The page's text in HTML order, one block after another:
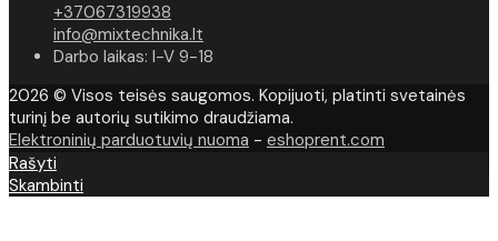
+37067319938
info@mixtechnika.lt
Darbo laikas: I-V 9-18
2026 © Visos teisės saugomos. Kopijuoti, platinti svetainės
turinį be autorių sutikimo draudžiama.
Elektroninių parduotuvių nuoma - eshoprent.com
Rašyti
Skambinti